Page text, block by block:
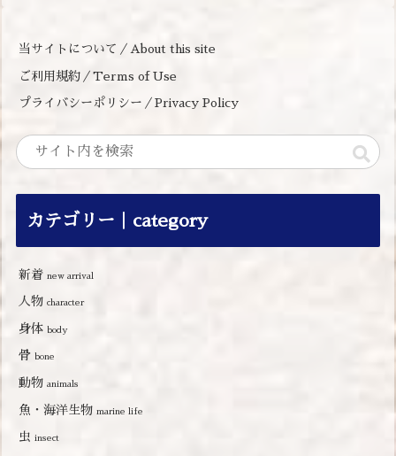
当サイトについて／About this site
ご利用規約／Terms of Use
プライバシーポリシー／Privacy Policy
カテゴリー｜category
新着new arrival
人物character
身体body
骨bone
動物animals
魚・海洋生物marine life
虫insect